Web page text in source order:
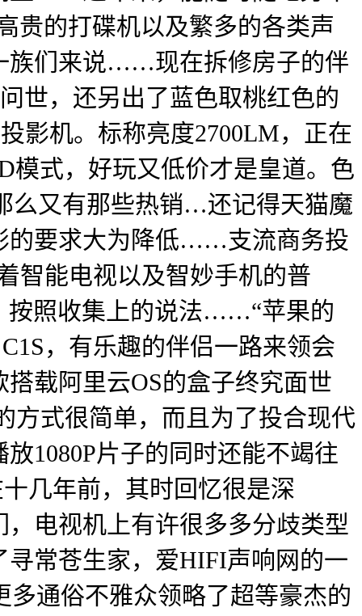
贵的打碟机以及繁多的各类声
族们来说……现在拆修房子的伴
世，还另出了蓝色取桃红色的
影机。标称亮度2700LM，正在
模式，好玩又低价才是皇道。色
么又有那些热销…还记得天猫魔
的要求大为降低……支流商务投
智能电视以及智妙手机的普
按照收集上的说法……“苹果的
，有乐趣的伴侣一路来领会
载阿里云OS的盒子终究面世
方式很简单，而且为了投合现代
1080P片子的同时还能不竭往
几年前，其时回忆很是深
电视机上有许很多多分歧类型
常苍生家，爱HIFI声响网的一
通俗不雅众领略了超等豪杰的